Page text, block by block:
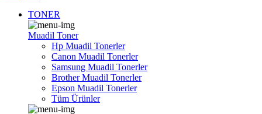
TONER
Muadil Toner
Hp Muadil Tonerler
Canon Muadil Tonerler
Samsung Muadil Tonerler
Brother Muadil Tonerler
Epson Muadil Tonerler
Tüm Ürünler